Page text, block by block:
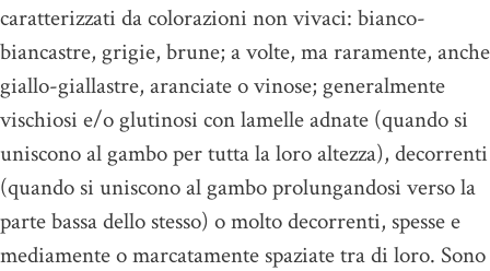
caratterizzati da colorazioni non vivaci: bianco-
biancastre, grigie, brune; a volte, ma raramente, anche
giallo-giallastre, aranciate o vinose; generalmente
vischiosi e/o glutinosi con lamelle adnate (quando si
uniscono al gambo per tutta la loro altezza), decorrenti
(quando si uniscono al gambo prolungandosi verso la
parte bassa dello stesso) o molto decorrenti, spesse e
mediamente o marcatamente spaziate tra di loro. Sono